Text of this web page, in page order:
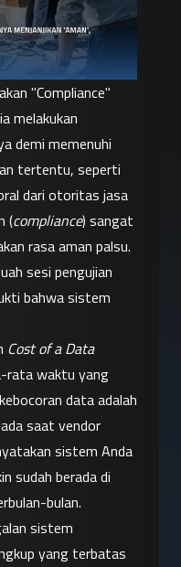
"Compliance"
melakukan
demi memenuhi
tertentu, seperti
dari otoritas jasa
(compliance) sangat
rasa aman palsu.
sesi pengujian
bahwa sistem
Cost of a Data
rata waktu yang
data adalah
saat vendor
sistem Anda
sudah berada di
bulan.
sistem
yang terbatas